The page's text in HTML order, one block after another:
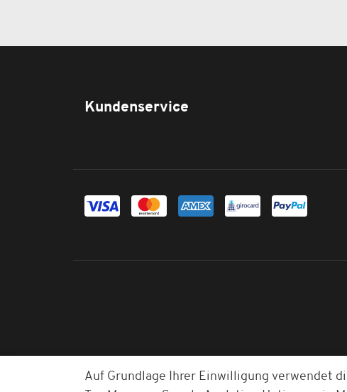
Kundenservice
Auf Grundlage Ihrer Einwilligung verwendet